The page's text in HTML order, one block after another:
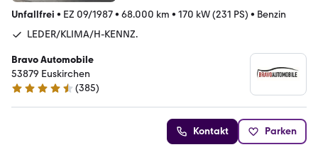
Unfallfrei • EZ 09/1987• 68.000 km • 170 kW (231 PS) • Benzin
LEDER/KLIMA/H-KENNZ.
Bravo Automobile
53879 Euskirchen
4.7 Sterne
(385)
Kontakt Parken